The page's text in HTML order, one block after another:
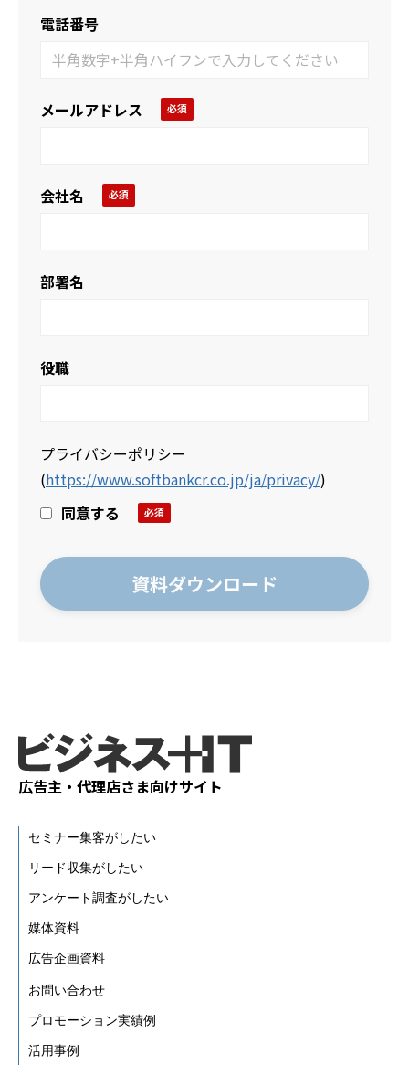
電話番号
メールアドレス
会社名
部署名
役職
プライバシーポリシー
(https://www.softbankcr.co.jp/ja/privacy/)
同意する
広告主・代理店さま向けサイト
セミナー集客がしたい
リード収集がしたい
アンケート調査がしたい
媒体資料
広告企画資料
お問い合わせ
プロモーション実績例
活用事例